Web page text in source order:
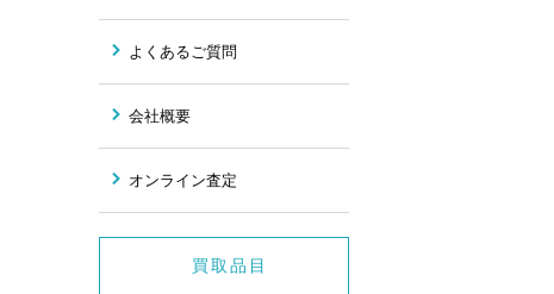
よくあるご質問
会社概要
オンライン査定
買取品目